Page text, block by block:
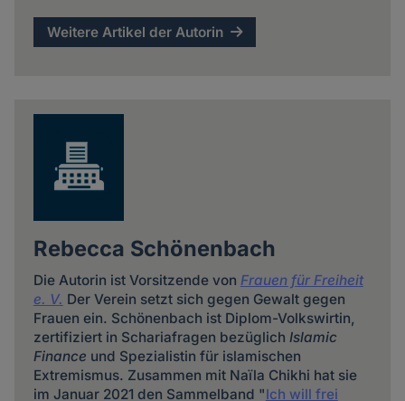
Weitere Artikel der Autorin
Rebecca Schönenbach
Die Autorin ist Vorsitzende von Frauen für Freiheit
e. V. Der Verein setzt sich gegen Gewalt gegen
Frauen ein. Schönenbach ist Diplom-Volkswirtin,
zertifiziert in Schariafragen bezüglich Islamic
Finance und Spezialistin für islamischen
Extremismus. Zusammen mit Naïla Chikhi hat sie
im Januar 2021 den Sammelband "Ich will frei